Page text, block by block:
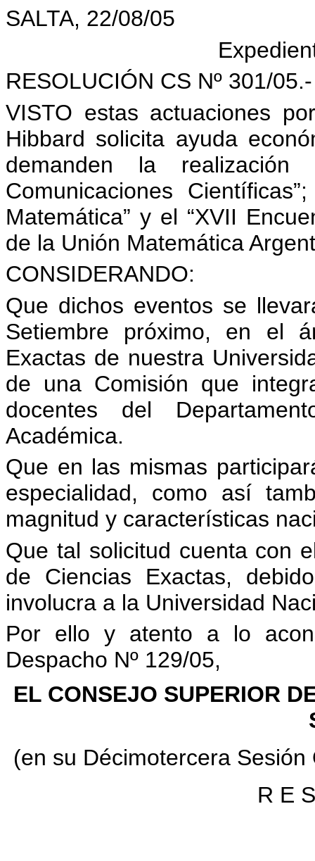
SALTA, 22/08/05
RESOLUCIÓN CS Nº 301/05.-
VISTO estas actuaciones
Hibbard solicita ayuda
demanden la
Comunicaciones
Matemática” y el “XVII
de la Unión Matemática
CONSIDERANDO:
Que dichos eventos se
Setiembre próximo, en el
Exactas de nuestra
de una Comisión que
docentes del
Académica.
Que en las mismas
especialidad, como así
magnitud y características
Que tal solicitud cuenta con
de Ciencias Exactas,
involucra a la Universidad
Por ello y atento a lo
Despacho Nº 129/05,
EL CONSEJO SUPERIOR
(en su Décimotercera
R E